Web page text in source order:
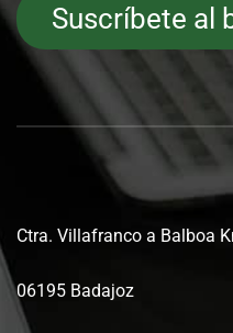
Suscríbete al
Ctra. Villafranco a Balboa
06195 Badajoz